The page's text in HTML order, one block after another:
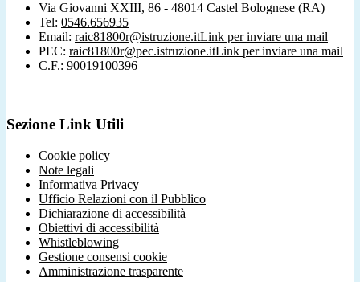
Via Giovanni XXIII, 86 - 48014 Castel Bolognese (RA)
Tel: 0546.656935
Email: raic81800r@istruzione.itLink per inviare una mail
PEC: raic81800r@pec.istruzione.itLink per inviare una mail
C.F.: 90019100396
Sezione Link Utili
Cookie policy
Note legali
Informativa Privacy
Ufficio Relazioni con il Pubblico
Dichiarazione di accessibilità
Obiettivi di accessibilità
Whistleblowing
Gestione consensi cookie
Amministrazione trasparente